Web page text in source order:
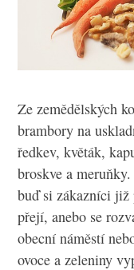
Ze zemědělských
brambory na
ředkev, květák,
broskve a
buď si zákazníci
přejí, anebo se
obecní náměstí
ovoce a zeleniny